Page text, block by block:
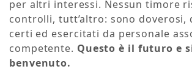
per altri interessi. Nessun timore
controlli, tutt’altro: sono doverosi,
certi ed esercitati da personale
competente. Questo è il futuro e
benvenuto.